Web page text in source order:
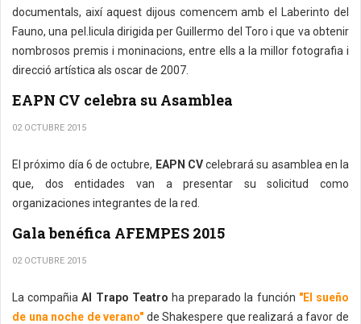
documentals, així aquest dijous comencem amb el Laberinto del
Fauno, una pel.licula dirigida per Guillermo del Toro i que va obtenir
nombrosos premis i moninacions, entre ells a la millor fotografia i
direcció artística als oscar de 2007.
EAPN CV celebra su Asamblea
02 OCTUBRE 2015
El próximo día 6 de octubre, EAPN CVcelebrará su asamblea en la
que, dos entidades van a presentar su solicitud como
organizaciones integrantes de la red.
Gala benéfica AFEMPES 2015
02 OCTUBRE 2015
La compañiaAl Trapo Teatro ha preparado la función "El sueño
de una noche de verano" de Shakespere que realizará a favor de